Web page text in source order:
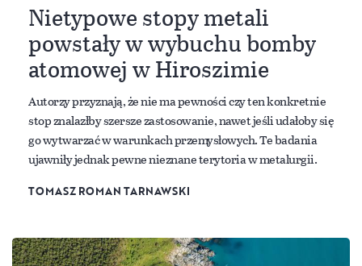
Nietypowe stopy metali
powstały w wybuchu bomby
atomowej w Hiroszimie
Autorzy przyznają, że nie ma pewności czy ten konkretnie
stop znalazłby szersze zastosowanie, nawet jeśli udałoby się
go wytwarzać w warunkach przemysłowych. Te badania
ujawniły jednak pewne nieznane terytoria w metalurgii.
TOMASZ ROMAN TARNAWSKI